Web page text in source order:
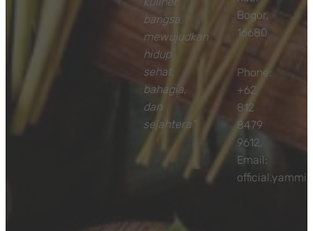
bangsa
mewujudkan
hidup
sehat,
bahagia,
dan
sejahtera”
Bogor,
16680
Phone:
+62
812
8479
9612,
Email: